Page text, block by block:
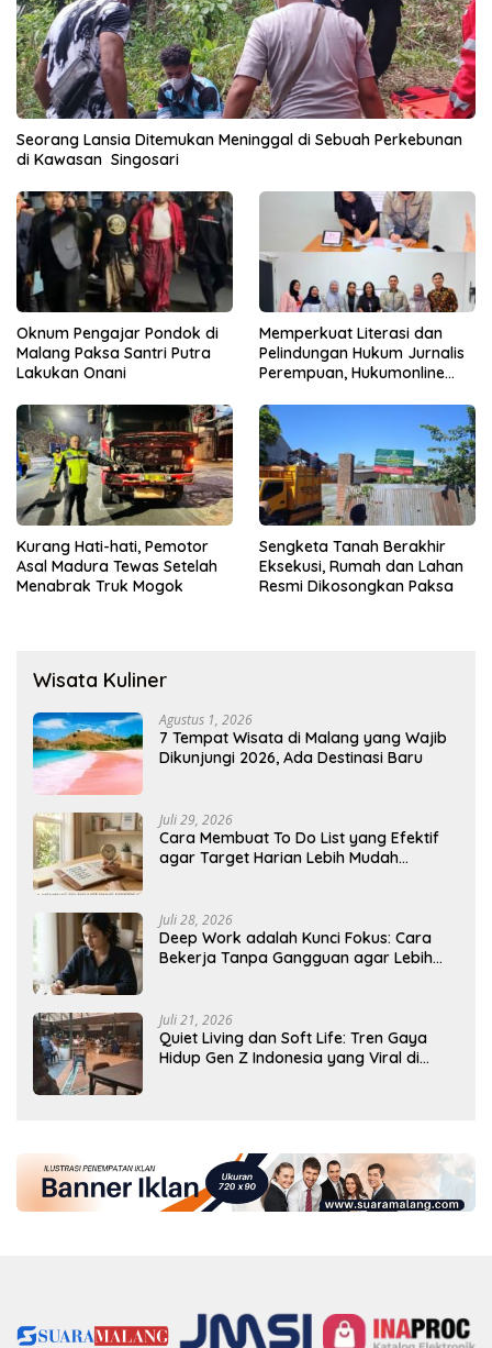
Seorang Lansia Ditemukan Meninggal di Sebuah Perkebunan
di Kawasan Singosari
Oknum Pengajar Pondok di
Malang Paksa Santri Putra
Lakukan Onani
Memperkuat Literasi dan
Pelindungan Hukum Jurnalis
Perempuan, Hukumonline
Gratis
Kurang Hati-hati, Pemotor
Asal Madura Tewas Setelah
Menabrak Truk Mogok
Sengketa Tanah Berakhir
Eksekusi, Rumah dan Lahan
Resmi Dikosongkan Paksa
Wisata Kuliner
Agustus 1, 2026
7 Tempat Wisata di Malang yang Wajib
Dikunjungi 2026, Ada Destinasi Baru
Juli 29, 2026
Cara Membuat To Do List yang Efektif
agar Target Harian Lebih Mudah
Juli 28, 2026
Deep Work adalah Kunci Fokus: Cara
Bekerja Tanpa Gangguan agar Lebih
Juli 21, 2026
Quiet Living dan Soft Life: Tren Gaya
Hidup Gen Z Indonesia yang Viral di